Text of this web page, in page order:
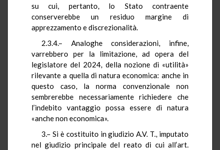
su cui, pertanto, lo Stato contraente
conserverebbe un residuo margine di
apprezzamento e discrezionalità.
2.3.4.– Analoghe considerazioni, infine,
varrebbero per la limitazione, ad opera del
legislatore del 2024, della nozione di «utilità»
rilevante a quella di natura economica: anche in
questo caso, la norma convenzionale non
sembrerebbe necessariamente richiedere che
l’indebito vantaggio possa essere di natura
«anche non economica».
3.– Si è costituito in giudizio A.V. T., imputato
nel giudizio principale del reato di cui all’art.